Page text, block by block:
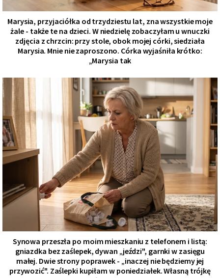
Marysia, przyjaciółka od trzydziestu lat, zna wszystkie moje
żale - także te na dzieci. W niedzielę zobaczyłam u wnuczki
zdjęcia z chrzcin: przy stole, obok mojej córki, siedziała
Marysia. Mnie nie zaproszono. Córka wyjaśniła krótko:
„Marysia tak
Synowa przeszła po moim mieszkaniu z telefonem i listą:
gniazdka bez zaślepek, dywan „jeździ", garnki w zasięgu
małej. Dwie strony poprawek - „inaczej nie będziemy jej
przywozić". Zaślepki kupiłam w poniedziałek. Własną trójkę